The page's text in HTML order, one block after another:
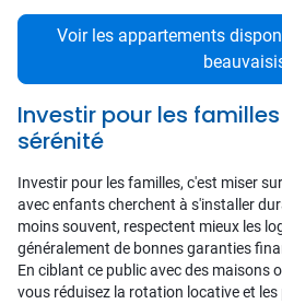
Voir les appartements
Investir pour les
sérénité
Investir pour les familles, c'est miser
avec enfants cherchent à s'installer
moins souvent, respectent mieux les
généralement de bonnes garanties
En ciblant ce public avec des maisons
vous réduisez la rotation locative et les